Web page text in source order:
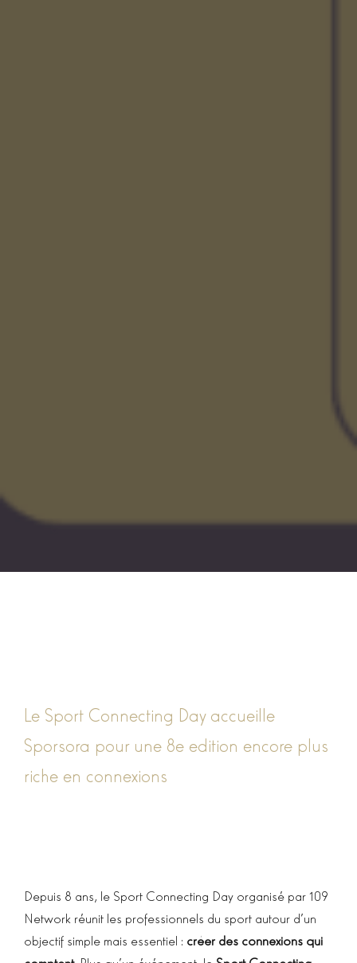
Le Sport Connecting Day accueille
Sporsora pour une 8e edition encore plus
riche en connexions
Depuis 8 ans, le Sport Connecting Day organisé par 109
Network réunit les professionnels du sport autour d’un
objectif simple mais essentiel : créer des connexions qui